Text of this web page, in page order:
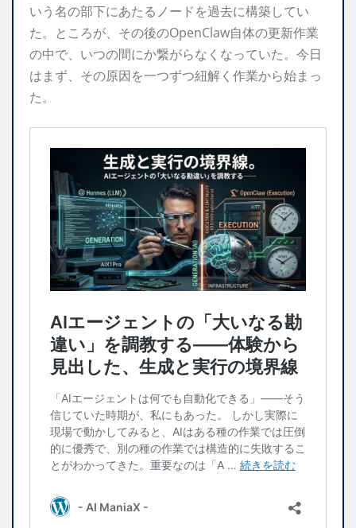
いう名の部下にあたるノードを過去に構築してい
た。ところが、その後のOpenClaw自体の更新作業
の中で、いつの間にか繋がらなくなっていた。今日
はまず、その原因を一つずつ紐解く作業から始まっ
た。